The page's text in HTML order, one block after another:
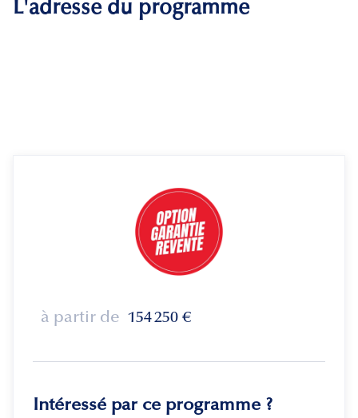
L'adresse du programme
à partir de 154 250 €
Intéressé par ce programme ?